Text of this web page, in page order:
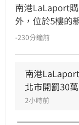
南港LaLaport
外，位於5樓的
未固定妥當，
3樓部分櫃位
作，目前相關
消費安全。
-230分鐘前
南港
北市開罰30萬
2小時前